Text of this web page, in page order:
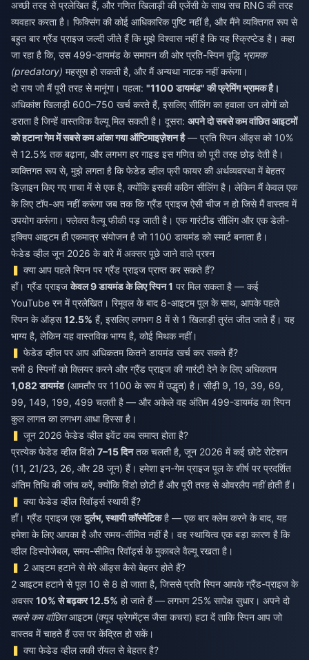
अच्छी तरह से प्रलेखित हैं, और गणित खिलाड़ी की एजेंसी के साथ सच RNG की तरह
व्यवहार करता है। फिक्सिंग की कोई आधिकारिक पुष्टि नहीं है, और मैंने व्यक्तिगत रूप से
बहुत बार ग्रैंड प्राइज जल्दी जीते हैं कि मुझे विश्वास नहीं है कि यह स्क्रिप्टेड है। कहा
जा रहा है कि, उस 499-डायमंड के समापन की ओर प्रति-स्पिन वृद्धि भ्रामक
(predatory) महसूस हो सकती है, और मैं अन्यथा नाटक नहीं करूंगा।
दो राय जो मैं पूरी तरह से मानूंगा। पहला: "1100 डायमंड" की फ्रेमिंग भ्रामक है।
अधिकांश खिलाड़ी 600–750 खर्च करते हैं, इसलिए सीलिंग का हवाला उन लोगों को
डराता है जिन्हें वास्तविक वैल्यू मिल सकती है। दूसरा: अपने दो सबसे कम वांछित आइटमों
को हटाना गेम में सबसे कम आंका गया ऑप्टिमाइज़ेशन है— प्रति स्पिन ऑड्स को 10%
से 12.5% तक बढ़ाना, और लगभग हर गाइड इस गणित को पूरी तरह छोड़ देती है।
व्यक्तिगत रूप से, मुझे लगता है कि फेडेड व्हील फ्री फायर की अर्थव्यवस्था में बेहतर
डिज़ाइन किए गए गाचा में से एक है, क्योंकि इसकी कठिन सीलिंग है। लेकिन मैं केवल एक
के लिए टॉप-अप नहीं करूंगा जब तक कि ग्रैंड प्राइज ऐसी चीज न हो जिसे मैं वास्तव में
उपयोग करूंगा। फ्लेक्स वैल्यू फीकी पड़ जाती है। एक गारंटीड सीलिंग और एक डेली-
इक्विप आइटम ही एकमात्र संयोजन है जो 1100 डायमंड को स्मार्ट बनाता है।
फेडेड व्हील जून 2026 के बारे में अक्सर पूछे जाने वाले प्रश्न
क्या आप पहले स्पिन पर ग्रैंड प्राइज प्राप्त कर सकते हैं?
हाँ। ग्रैंड प्राइजकेवल 9 डायमंड के लिए स्पिन 1 पर मिल सकता है — कई
YouTube रन में प्रलेखित। रिमूवल के बाद 8-आइटम पूल के साथ, आपके पहले
स्पिन के ऑड्स12.5% हैं, इसलिए लगभग 8 में से 1 खिलाड़ी तुरंत जीत जाते हैं। यह
भाग्य है, लेकिन यह वास्तविक भाग्य है, कोई मिथक नहीं।
फेडेड व्हील पर आप अधिकतम कितने डायमंड खर्च कर सकते हैं?
सभी 8 स्पिनों को क्लियर करने और ग्रैंड प्राइज की गारंटी देने के लिए अधिकतम
1,082 डायमंड(आमतौर पर 1100 के रूप में उद्धृत) है। सीढ़ी 9, 19, 39, 69,
99, 149, 199, 499 चलती है — और अकेले वह अंतिम 499-डायमंड का स्पिन
कुल लागत का लगभग आधा हिस्सा है।
जून 2026 फेडेड व्हील इवेंट कब समाप्त होता है?
प्रत्येक फेडेड व्हील विंडो7–15 दिनतक चलती है, जून 2026 में कई छोटे रोटेशन
(11, 21/23, 26, और 28 जून) हैं। हमेशा इन-गेम प्राइज पूल के शीर्ष पर प्रदर्शित
अंतिम तिथि की जांच करें, क्योंकि विंडो छोटी हैं और पूरी तरह से ओवरलैप नहीं होती हैं।
क्या फेडेड व्हील रिवॉर्ड्स स्थायी हैं?
हाँ। ग्रैंड प्राइज एकदुर्लभ, स्थायी कॉस्मेटिकहै — एक बार क्लेम करने के बाद, यह
हमेशा के लिए आपका है और समय-सीमित नहीं है। वह स्थायित्व एक बड़ा कारण है कि
व्हील डिस्पोजेबल, समय-सीमित रिवॉर्ड्स के मुकाबले वैल्यू रखता है।
2 आइटम हटाने से मेरे ऑड्स कैसे बेहतर होते हैं?
2 आइटम हटाने से पूल 10 से 8 हो जाता है, जिससे प्रति स्पिन आपके ग्रैंड-प्राइज के
अवसर10% से बढ़कर 12.5% हो जाते हैं — लगभग 25% सापेक्ष सुधार। अपने दो
सबसे कम वांछितआइटम (क्यूब फ्रेगमेंट्स जैसा कचरा) हटा दें ताकि स्पिन आप जो
वास्तव में चाहते हैं उस पर केंद्रित हो सकें।
क्या फेडेड व्हील लकी रॉयल से बेहतर है?